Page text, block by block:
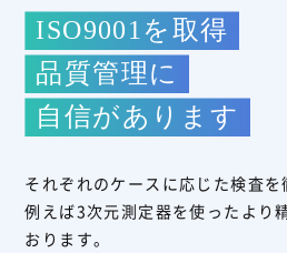
ISO9001を取得
品質管理に
自信があります
それぞれのケースに応じた検査を
例えば3次元測定器を使ったより
おります。